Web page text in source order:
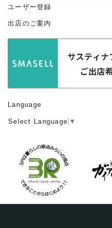
ユーザー登録
出店のご案内
Language
Select Language ▼